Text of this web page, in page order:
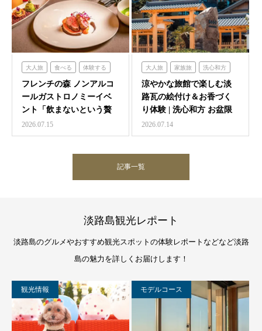
大人旅 食べる 体験する
フレンチの森
フレンチの森 ノンアルコ
ールガストロノミーイベ
ント「飲まないという贅
沢 ～香りと味覚の館～…
2026.07.15
大人旅 家族旅 洗心和方
体験する 泊まる
涼やかな旅館で楽しむ淡
路瓦の絵付け＆お香づく
り体験 | 洗心和方 お盆限
定イベント
2026.07.14
記事一覧
淡路島観光レポート
淡路島のグルメやおすすめ観光スポットの体験レポートなどなど淡路
島の魅力を詳しくお届けします！
観光情報 モデルコース